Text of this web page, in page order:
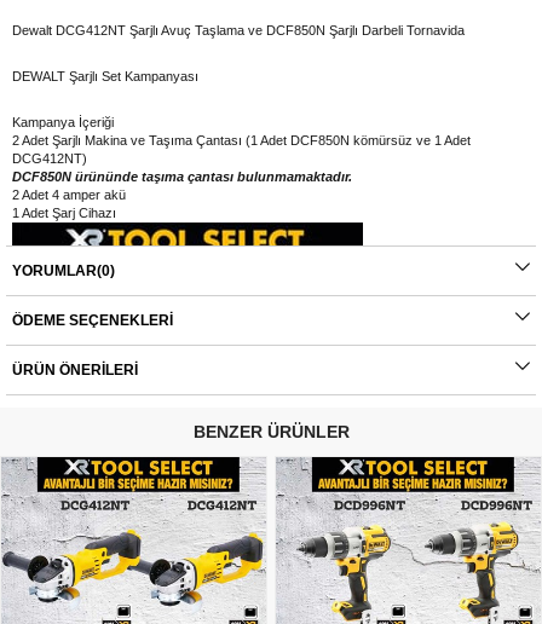
Dewalt DCG412NT Şarjlı Avuç Taşlama ve DCF850N Şarjlı Darbeli Tornavida
DEWALT Şarjlı Set Kampanyası
Kampanya İçeriği
2 Adet Şarjlı Makina ve Taşıma Çantası (1 Adet DCF850N kömürsüz ve 1 Adet
DCG412NT)
DCF850N ürününde taşıma çantası bulunmamaktadır.
2 Adet 4 amper akü
1 Adet Şarj Cihazı
YORUMLAR(0)
ÖDEME SEÇENEKLERI
ÜRÜN ÖNERILERI
BENZER ÜRÜNLER